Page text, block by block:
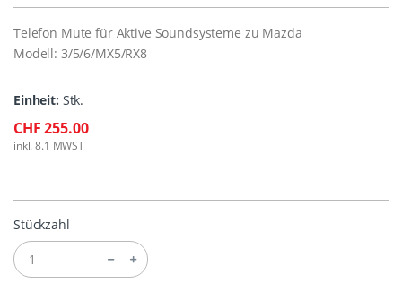
Telefon Mute für Aktive Soundsysteme zu Mazda
Modell: 3/5/6/MX5/RX8
Einheit: Stk.
CHF 255.00
inkl. 8.1 MWST
Stückzahl